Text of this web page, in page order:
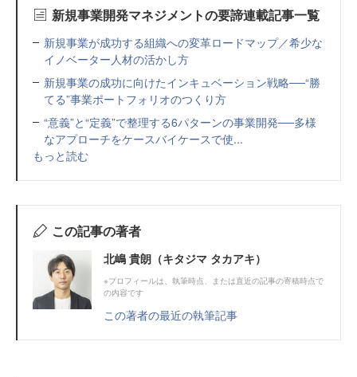
新規事業開発マネジメントの要諦連載記事一覧
新規事業が成功する組織への変革ロードマップ／希少な
イノベーター人材の活かし方
新規事業の成功に向けたインキュベーション戦略──“勝
てる”事業ポートフォリオのつくり方
“意義”と“定義”で整理する6パターンの事業開発──多様
なアプローチをケースバイケースで使...
もっと読む
この記事の著者
北嶋 貴朗（キタジマ タカアキ）
※プロフィールは、執筆時点、または直近の記事の寄稿時点で
の内容です
この著者の最近の執筆記事